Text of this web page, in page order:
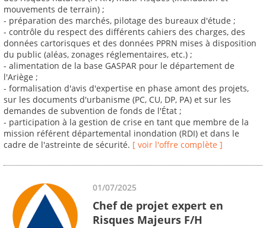
mouvements de terrain) ;
- préparation des marchés, pilotage des bureaux d'étude ;
- contrôle du respect des différents cahiers des charges, des
données cartorisques et des données PPRN mises à disposition
du public (aléas, zonages réglementaires, etc.) ;
- alimentation de la base GASPAR pour le département de
l'Ariège ;
- formalisation d'avis d'expertise en phase amont des projets,
sur les documents d'urbanisme (PC, CU, DP, PA) et sur les
demandes de subvention de fonds de l'État ;
- participation à la gestion de crise en tant que membre de la
mission référent départemental inondation (RDI) et dans le
cadre de l'astreinte de sécurité. [ voir l'offre complète ]
01/07/2025
Chef de projet expert en
Risques Majeurs F/H